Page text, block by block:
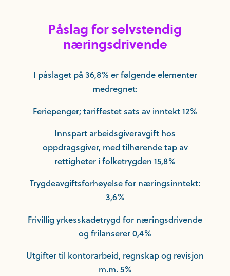
Påslag for selvstendig
næringsdrivende
I påslaget på 36,8% er følgende elementer
medregnet:
Feriepenger; tariffestet sats av inntekt 12%
Innspart arbeidsgiveravgift hos
oppdragsgiver, med tilhørende tap av
rettigheter i folketrygden 15,8%
Trygdeavgiftsforhøyelse for næringsinntekt:
3,6%
Frivillig yrkesskadetrygd for næringsdrivende
og frilanserer 0,4%
Utgifter til kontorarbeid, regnskap og revisjon
m.m. 5%